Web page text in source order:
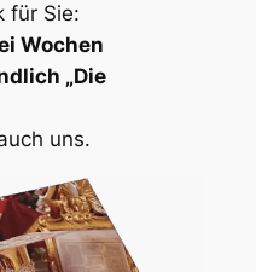
für Sie:
Wochen
„Die
uns.